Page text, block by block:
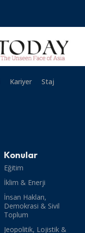
Kariyer
Staj
Konular
Eğitim
İklim & Enerji
İnsan Hakları,
Demokrasi & Sivil
Toplum
Jeopolitik, Lojistik &